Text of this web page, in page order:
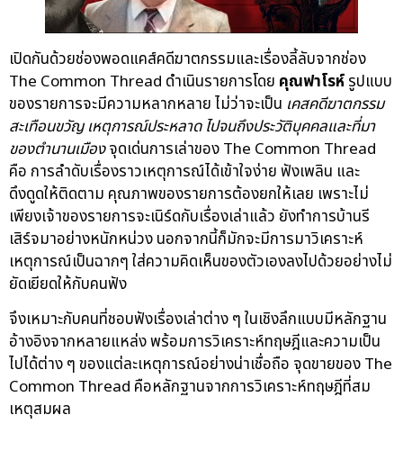
เปิดกันด้วยช่องพอดแคส์คดีฆาตกรรมและเรื่องลี้ลับจากช่อง
The Common Thread ดำเนินรายการโดย คุณฟาโรห์รูปแบบ
ของรายการจะมีความหลากหลาย ไม่ว่าจะเป็น เคสคดีฆาตกรรม
สะเทือนขวัญ เหตุการณ์ประหลาด ไปจนถึงประวัติบุคคลและที่มา
ของตำนานเมืองจุดเด่นการเล่าของ The Common Thread
คือ การลำดับเรื่องราวเหตุการณ์ได้เข้าใจง่าย ฟังเพลิน และ
ดึงดูดให้ติดตาม คุณภาพของรายการต้องยกให้เลย เพราะไม่
เพียงเจ้าของรายการจะเนิร์ดกับเรื่องเล่าแล้ว ยังทำการบ้านรี
เสิร์จมาอย่างหนักหน่วง นอกจากนี้ก็มักจะมีการมาวิเคราะห์
เหตุการณ์เป็นฉากๆ ใส่ความคิดเห็นของตัวเองลงไปด้วยอย่างไม่
ยัดเยียดให้กับคนฟัง
จึงเหมาะกับคนที่ชอบฟังเรื่องเล่าต่าง ๆ ในเชิงลึกแบบมีหลักฐาน
อ้างอิงจากหลายแหล่ง พร้อมการวิเคราะห์ทฤษฎีและความเป็น
ไปได้ต่าง ๆ ของแต่ละเหตุการณ์อย่างน่าเชื่อถือ จุดขายของ The
Common Thread คือหลักฐานจากการวิเคราะห์ทฤษฎีที่สม
เหตุสมผล